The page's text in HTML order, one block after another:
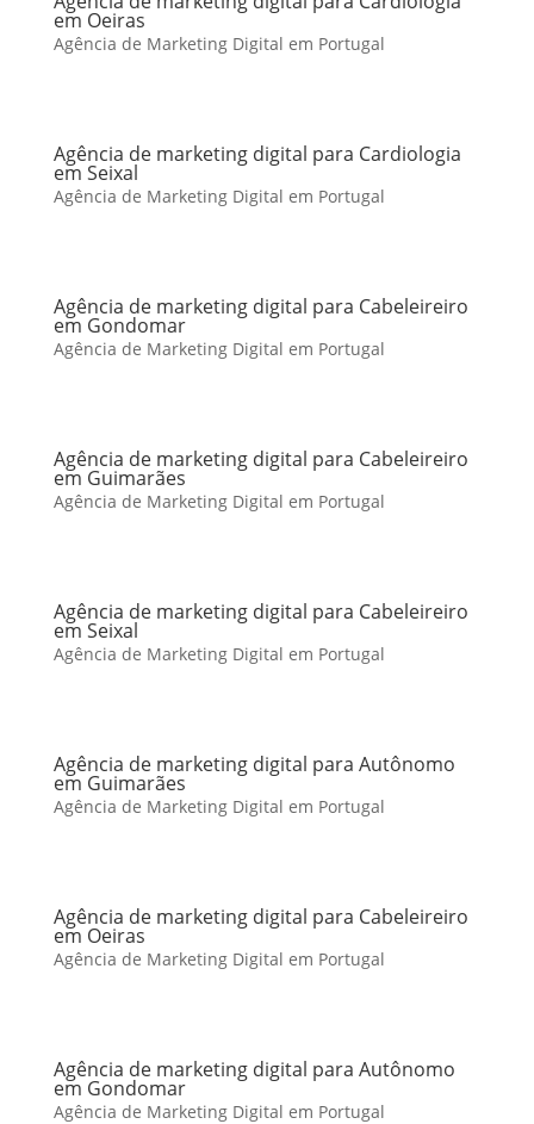
em Oeiras
Agência de Marketing Digital em Portugal
Agência de marketing digital para Cardiologia
em Seixal
Agência de Marketing Digital em Portugal
Agência de marketing digital para Cabeleireiro
em Gondomar
Agência de Marketing Digital em Portugal
Agência de marketing digital para Cabeleireiro
em Guimarães
Agência de Marketing Digital em Portugal
Agência de marketing digital para Cabeleireiro
em Seixal
Agência de Marketing Digital em Portugal
Agência de marketing digital para Autônomo
em Guimarães
Agência de Marketing Digital em Portugal
Agência de marketing digital para Cabeleireiro
em Oeiras
Agência de Marketing Digital em Portugal
Agência de marketing digital para Autônomo
em Gondomar
Agência de Marketing Digital em Portugal